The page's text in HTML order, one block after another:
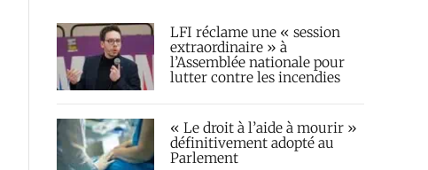
LFI réclame une « session
extraordinaire » à
l’Assemblée nationale pour
lutter contre les incendies
« Le droit à l’aide à mourir »
définitivement adopté au
Parlement